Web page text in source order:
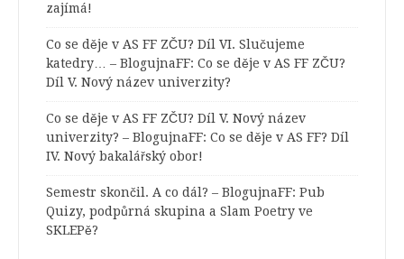
zajímá!
Co se děje v AS FF ZČU? Díl VI. Slučujeme
katedry… – BlogujnaFF: Co se děje v AS FF ZČU?
Díl V. Nový název univerzity?
Co se děje v AS FF ZČU? Díl V. Nový název
univerzity? – BlogujnaFF: Co se děje v AS FF? Díl
IV. Nový bakalářský obor!
Semestr skončil. A co dál? – BlogujnaFF: Pub
Quizy, podpůrná skupina a Slam Poetry ve
SKLEPě?